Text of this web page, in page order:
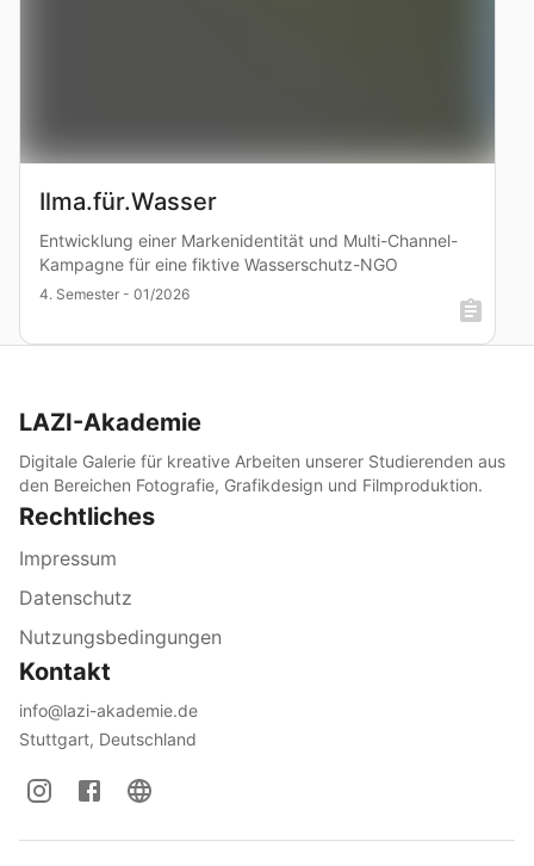
Ilma.für.Wasser
Entwicklung einer Markenidentität und Multi-Channel-
Kampagne für eine fiktive Wasserschutz-NGO
4. Semester - 01/2026
LAZI-Akademie
Digitale Galerie für kreative Arbeiten unserer Studierenden aus
den Bereichen Fotografie, Grafikdesign und Filmproduktion.
Rechtliches
Impressum
Datenschutz
Nutzungsbedingungen
Kontakt
info@lazi-akademie.de
Stuttgart, Deutschland